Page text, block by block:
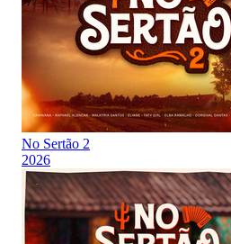
No Sertão 2
2026